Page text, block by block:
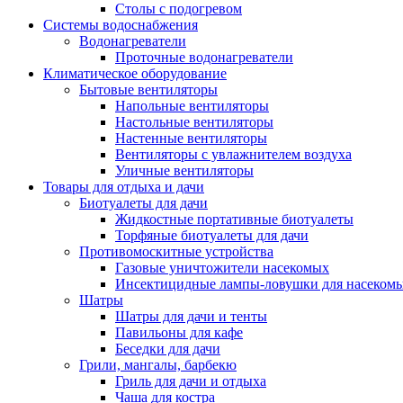
Столы с подогревом
Системы водоснабжения
Водонагреватели
Проточные водонагреватели
Климатическое оборудование
Бытовые вентиляторы
Напольные вентиляторы
Настольные вентиляторы
Настенные вентиляторы
Вентиляторы с увлажнителем воздуха
Уличные вентиляторы
Товары для отдыха и дачи
Биотуалеты для дачи
Жидкостные портативные биотуалеты
Торфяные биотуалеты для дачи
Противомоскитные устройства
Газовые уничтожители насекомых
Инсектицидные лампы-ловушки для
Шатры
Шатры для дачи и тенты
Павильоны для кафе
Беседки для дачи
Грили, мангалы, барбекю
Гриль для дачи и отдыха
Чаша для костра